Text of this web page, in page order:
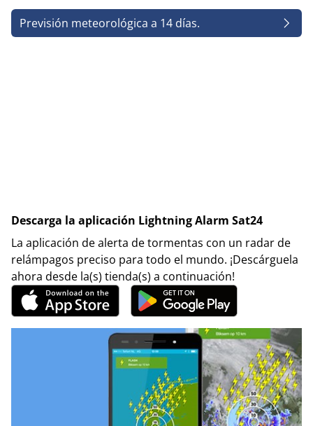
Previsión meteorológica a 14 días.
Descarga la aplicación Lightning Alarm Sat24
La aplicación de alerta de tormentas con un radar de
relámpagos preciso para todo el mundo. ¡Descárguela
ahora desde la(s) tienda(s) a continuación!